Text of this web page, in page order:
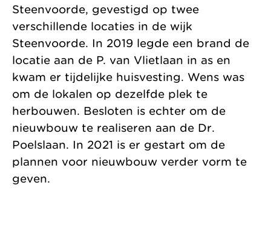
Steenvoorde, gevestigd op twee
verschillende locaties in de wijk
Steenvoorde. In 2019 legde een brand de
locatie aan de P. van Vlietlaan in as en
kwam er tijdelijke huisvesting. Wens was
om de lokalen op dezelfde plek te
herbouwen. Besloten is echter om de
nieuwbouw te realiseren aan de Dr.
Poelslaan. In 2021 is er gestart om de
plannen voor nieuwbouw verder vorm te
geven.